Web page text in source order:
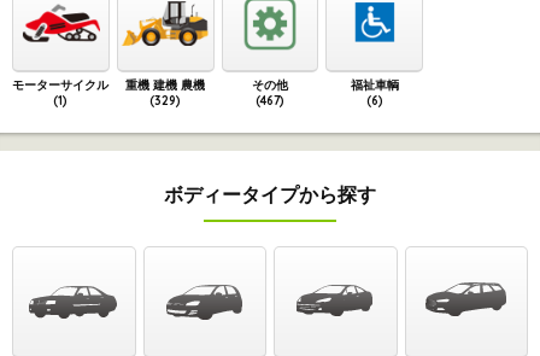
モーターサイクル
(1)
重機 建機 農機
(329)
その他
(467)
福祉車輌
(6)
ボディータイプから探す